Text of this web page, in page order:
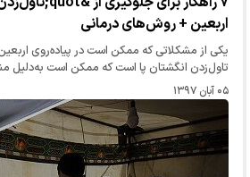
اربعین + روش‌های درمانی
یکی از مشکلاتی که ممکن است در پیاده‌روی
تاول‌زدن انگشتان پا است که ممکن است به‌دلیل
۰۵ آبان ۱۳۹۷